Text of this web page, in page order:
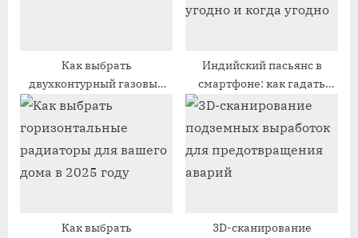
Как выбрать
двухконтурный газовый
котел
Индийский пасьянс в
смартфоне: как гадать
онлайн где угодно и когда
Как выбрать
3D-сканирование